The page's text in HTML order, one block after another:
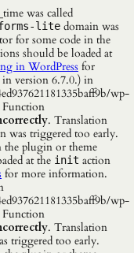
was called
lite domain was
for some code in the
should be loaded at
in WordPress for
in version 6.7.0.) in
wp-
Function
. Translation
was triggered too early.
the plugin or theme
at the init action
for more information.
wp-
Function
. Translation
triggered too early.